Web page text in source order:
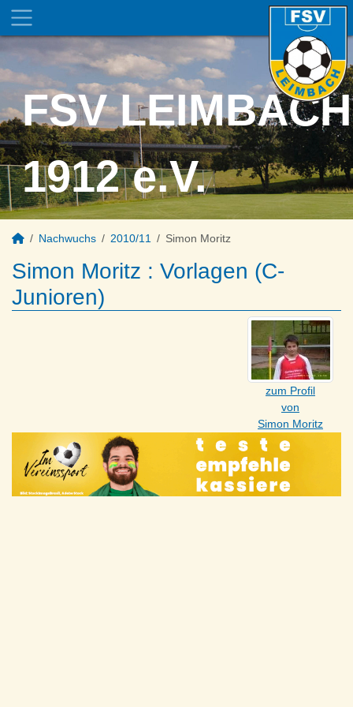
FSV LEIMBACH
1912 e.V.
Nachwuchs 2010/11 Simon Moritz
Simon Moritz : Vorlagen (C-
Junioren)
zum Profil
von
Simon Moritz